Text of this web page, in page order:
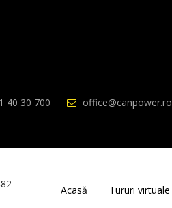
40 30 700 office@canpower.ro
Acasă Tururi virtuale